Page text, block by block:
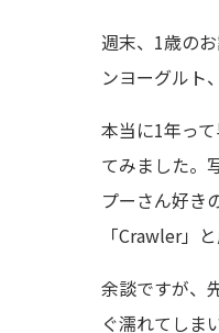
週末、1歳の
ンヨーグルト
本当に1年っ
てみました。
プーさん好き
「Crawler」
余談ですが、
ぐ濡れてしま